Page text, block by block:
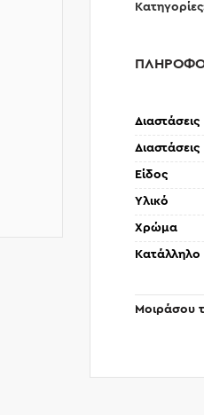
Διαστάσεις
Διαστάσεις
Είδος
Υλικό
Χρώμα
Κατάλληλο
Μοιράσου